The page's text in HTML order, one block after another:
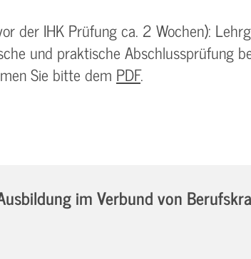
der IHK Prüfung ca. 2 Wochen):
und praktische Abschlussprüfung
Sie bitte dem PDF.
im Verbund von